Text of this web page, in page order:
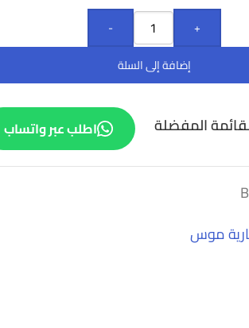
-
+
إضافة إلى السلة
المفضلة اطلب عبر واتساب
موس